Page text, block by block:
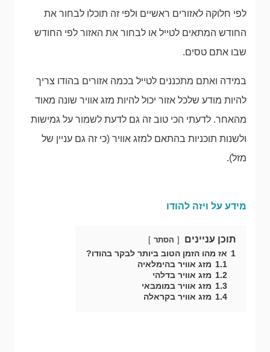
לפי חלוקה לאזורים ראשיים ולפי זה תוכלו לבחור את
החודש המתאים לטייל או לבחור את האזור לפי החודש
שבו אתם טסים.
במידה ואתם מתכננים לטייל בכמה אזורים בהודו צריך
להיות מודע שלכל אזור יכול להיות מזג אוויר שונה מאוד
מהאחר. לדעתי הכי טוב זה גם לדעת לשמור על גמישות
ולשנות תוכניות בהתאם למזג אוויר (כי זה גם עניין של
מזל).
מידע על ויזה להודו
תוכן עניינים הסתר
1 אז מהו הזמן הטוב ביותר לבקר בהודו?
1.1 מזג אוויר בהימלאיה
1.2 מזג אוויר בדלהי
1.3 מזג אוויר במומבאי
1.4 מזג אוויר בקראלה